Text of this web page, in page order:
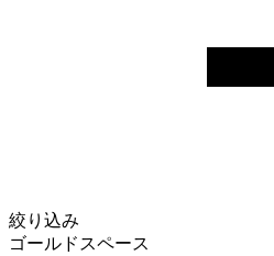
絞り込み
ゴールドスペース